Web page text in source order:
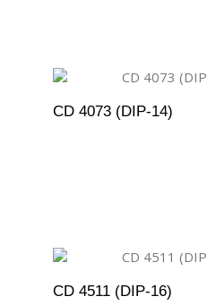
CD 4073 (DIP-14)
CD 4511 (DIP-16)